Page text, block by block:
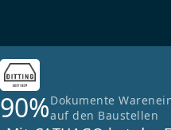
90%Dokumente
auf den Baustellen